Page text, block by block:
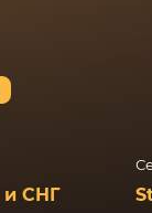
и СНГ